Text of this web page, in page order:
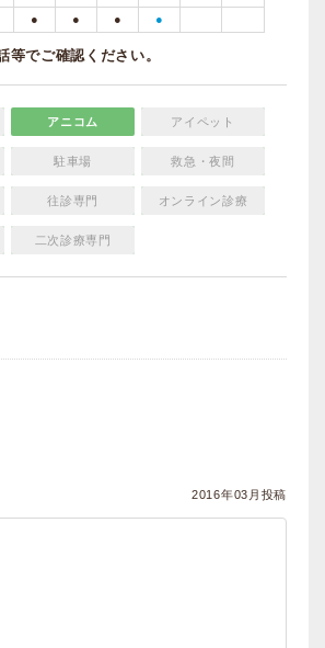
● ● ● ●
でご確認ください。
アニコム アイペット
駐車場 救急・夜間
往診専門 オンライン診療
二次診療専門
2016年03月投稿